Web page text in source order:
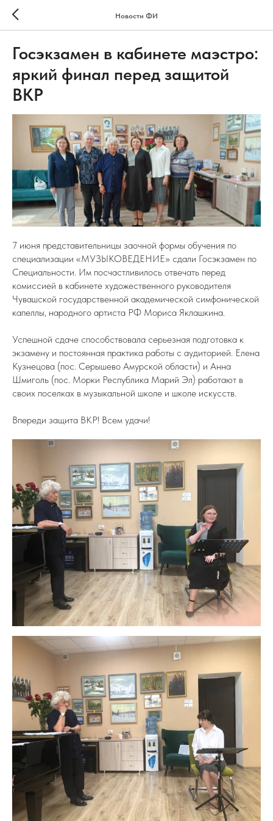
Новости ФИ
Госэкзамен в кабинете маэстро:
яркий финал перед защитой
ВКР
7 июня представительницы заочной формы обучения по
специализации «МУЗЫКОВЕДЕНИЕ» сдали Госэкзамен по
Специальности. Им посчастливилось отвечать перед
комиссией в кабинете художественного руководителя
Чувашской государственной академической симфонической
капеллы, народного артиста РФ Мориса Яклашкина.
Успешной сдаче способствовала серьезная подготовка к
экзамену и постоянная практика работы с аудиторией. Елена
Кузнецова (пос. Серышево Амурской области) и Анна
Шмиголь (пос. Морки Республика Марий Эл) работают в
своих поселках в музыкальной школе и школе искусств.
Впереди защита ВКР! Всем удачи!